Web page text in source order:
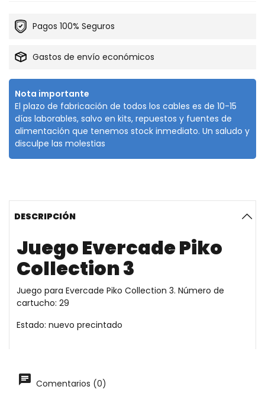
Pagos 100% Seguros
Gastos de envío económicos
Nota importante
El plazo de fabricación de todos los cables es de 10-15
días laborables, salvo en kits, repuestos y fuentes de
alimentación que tenemos stock inmediato. Un saludo y
disculpe las molestias
DESCRIPCIÓN
Juego Evercade Piko
Collection 3
Juego para Evercade Piko Collection 3. Número de
cartucho: 29
Estado: nuevo precintado
Comentarios (0)